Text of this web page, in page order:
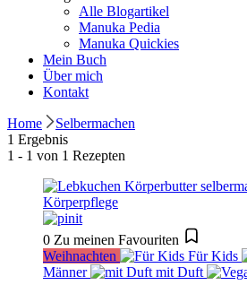
Alle Blogartikel
Manuka Pedia
Manuka Quickies
Mein Buch
Über mich
Kontakt
Home
Selbermachen
1 Ergebnis
1 - 1 von 1 Rezepten
0 Zu meinen Favouriten
Weihnachten
Für Kids
Männer
mit Duft